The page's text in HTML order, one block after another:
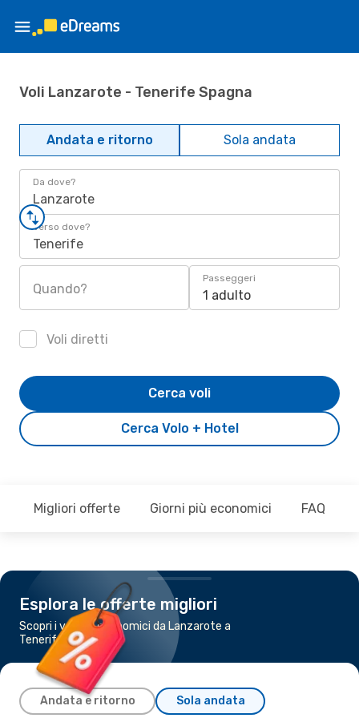
Voli Lanzarote - Tenerife Spagna
Andata e ritorno Sola andata
Da dove?
Lanzarote
Verso dove?
Tenerife
Quando?
Passeggeri
1 adulto
Voli diretti
Cerca Volo + Hotel
Cerca voli
Migliori offerte Giorni più economici FAQ
Esplora le offerte migliori
Scopri i voli più economici da Lanzarote a
Tenerife
Andata e ritorno Sola andata